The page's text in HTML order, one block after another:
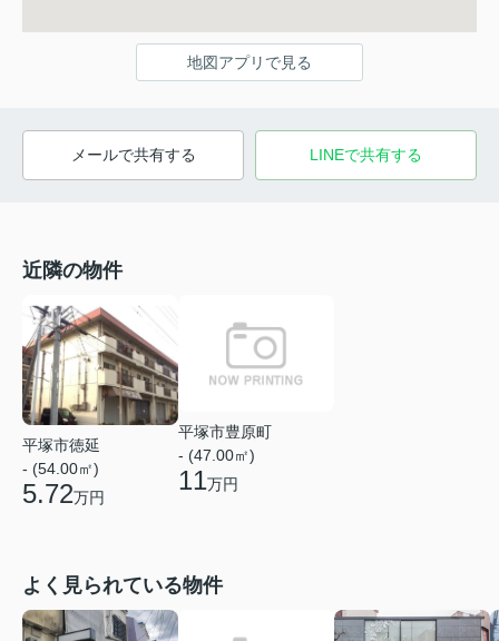
地図アプリで見る
メールで共有する LINEで共有する
近隣の物件
平塚市徳延
- (54.00㎡)
5.72万円
平塚市豊原町
- (47.00㎡)
11万円
よく見られている物件